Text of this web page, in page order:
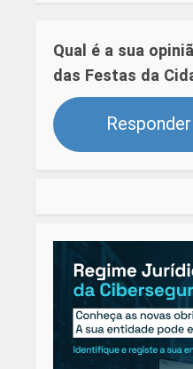
Qual é a sua
das Festas da